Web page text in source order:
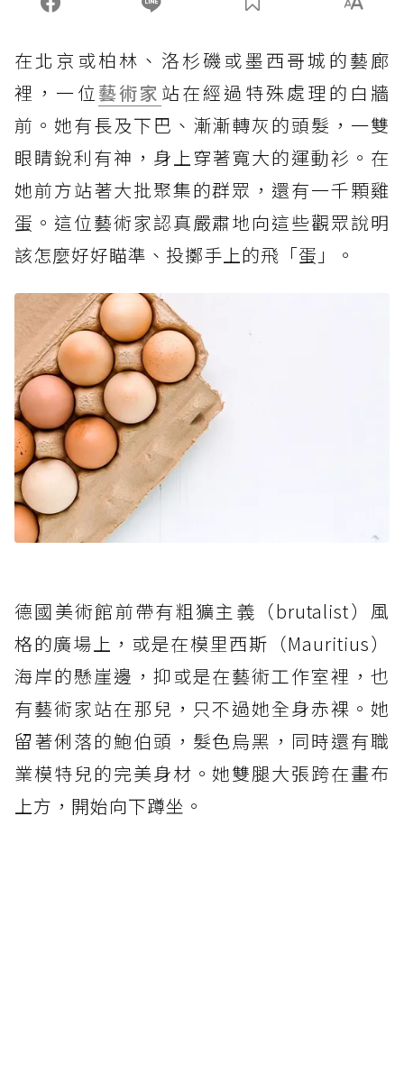
在北京或柏林、洛杉磯或墨西哥城的藝廊
裡，一位 藝術家 站在經過特殊處理的白牆
前。她有長及下巴、漸漸轉灰的頭髮，一雙
眼睛銳利有神，身上穿著寬大的運動衫。在
她前方站著大批聚集的群眾，還有一千顆雞
蛋。這位藝術家認真嚴肅地向這些觀眾說明
該怎麼好好瞄準、投擲手上的飛「蛋」。
德國美術館前帶有粗獷主義（brutalist）風
格的廣場上，或是在模里西斯（Mauritius）
海岸的懸崖邊，抑或是在藝術工作室裡，也
有藝術家站在那兒，只不過她全身赤裸。她
留著俐落的鮑伯頭，髮色烏黑，同時還有職
業模特兒的完美身材。她雙腿大張跨在畫布
上方，開始向下蹲坐。